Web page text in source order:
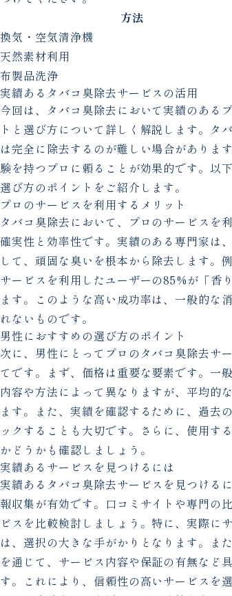
方法
換気・空気清浄機
天然素材利用
布製品洗浄
実績あるタバコ臭除去サービスの活用
今回は、タバコ臭除去において実績のある
トと選び方について詳しく解説します。タ
は完全に除去するのが難しい場合がありま
験を持つプロに頼ることが効果的です。以
選び方のポイントをご紹介します。
プロのサービスを利用するメリット
タバコ臭除去において、プロのサービスを
確実性と効率性です。実績のある専門家は
して、頑固な臭いを根本から除去します。
サービスを利用したユーザーの85%が「香
ます。このような高い成功率は、一般的な
れないものです。
男性におすすめの選び方のポイント
次に、男性にとってプロのタバコ臭除去サ
てです。まず、価格は重要な要素です。一
内容や方法によって異なりますが、平均的
ます。また、実績を確認するために、過去
ックすることも大切です。さらに、使用す
かどうかも確認しましょう。
実績あるサービスを見つけるには
実績あるタバコ臭除去サービスを見つける
報収集が有効です。口コミサイトや専門の
ビスを比較検討しましょう。特に、実際に
は、選択の大きな手がかりとなります。ま
を通じて、サービス内容や保証の有無など
す。これにより、信頼性の高いサービスを